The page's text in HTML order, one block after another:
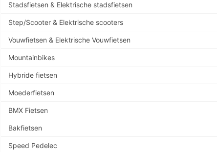
Stadsfietsen & Elektrische stadsfietsen
Step/Scooter & Elektrische scooters
Vouwfietsen & Elektrische Vouwfietsen
Mountainbikes
Hybride fietsen
Moederfietsen
BMX Fietsen
Bakfietsen
Speed Pedelec